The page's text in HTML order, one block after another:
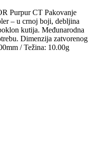
Purpur CT Pakovanje
– u crnoj boji, debljina
kutija. Međunarodna
Dimenzija zatvorenog
/ Težina: 10.00g